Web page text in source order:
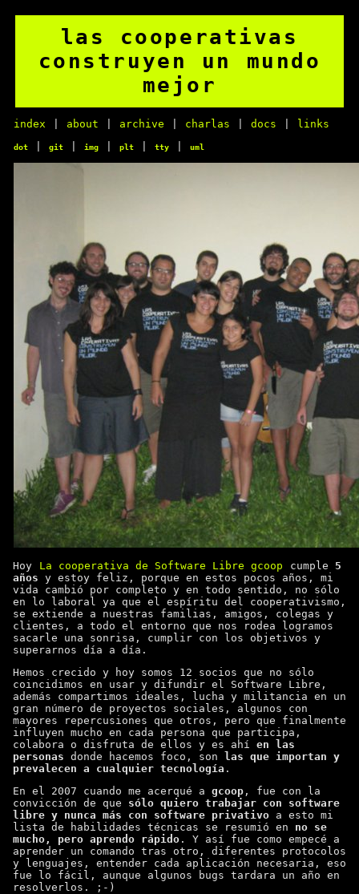
las cooperativas
construyen un mundo
mejor
index about archive charlas docs links
dot git img plt tty uml
Hoy La cooperativa de Software Libre gcoop cumple 5
años y estoy feliz, porque en estos pocos años, mi
vida cambió por completo y en todo sentido, no sólo
en lo laboral ya que el espíritu del cooperativismo,
se extiende a nuestras familias, amigos, colegas y
clientes, a todo el entorno que nos rodea logramos
sacarle una sonrisa, cumplir con los objetivos y
superarnos día a día.
Hemos crecido y hoy somos 12 socios que no sólo
coincidimos en usar y difundir el Software Libre,
además compartimos ideales, lucha y militancia en un
gran número de proyectos sociales, algunos con
mayores repercusiones que otros, pero que finalmente
influyen mucho en cada persona que participa,
colabora o disfruta de ellos y es ahí en las
personas donde hacemos foco, son
las que importan y
prevalecen a cualquier tecnología .
En el 2007 cuando me acerqué a gcoop , fue con la
convicción de que sólo quiero trabajar con software
libre y nunca más con software privativo a esto mi
lista de habilidades técnicas se resumió en no se
mucho, pero aprendo rápido . Y así fue como empecé a
aprender un comando tras otro, diferentes protocolos
y lenguajes, entender cada aplicación necesaria, eso
fue lo fácil, aunque algunos bugs tardara un año en
resolverlos. ;-)